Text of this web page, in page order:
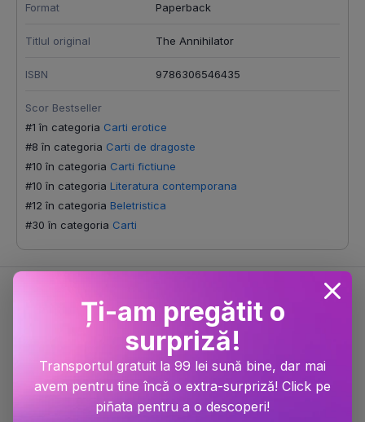
Format Paperback
Titlul original The Annihilator
ISBN 9786306546435
Scor Bestseller
#1 în categoria Carti erotice
#8 în categoria Carti de dragoste
#10 în categoria Carti fictiune
#10 în categoria Literatura contemporana
#12 în categoria Beletristica
#30 în categoria Carti
Despre RuNyxȚi-am pregătit o
surpriză!
Transportul gratuit la 99 lei sună bine, dar mai
avem pentru tine încă o extra-surpriză! Click pe
piñata pentru a o descoperi!